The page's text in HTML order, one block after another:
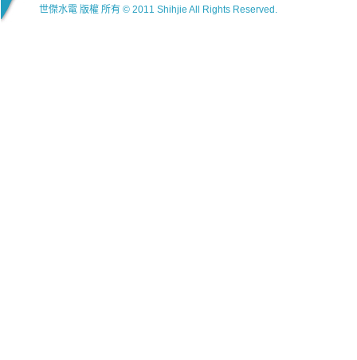
世傑水電 版權 所有 © 2011 Shihjie All Rights Reserved.